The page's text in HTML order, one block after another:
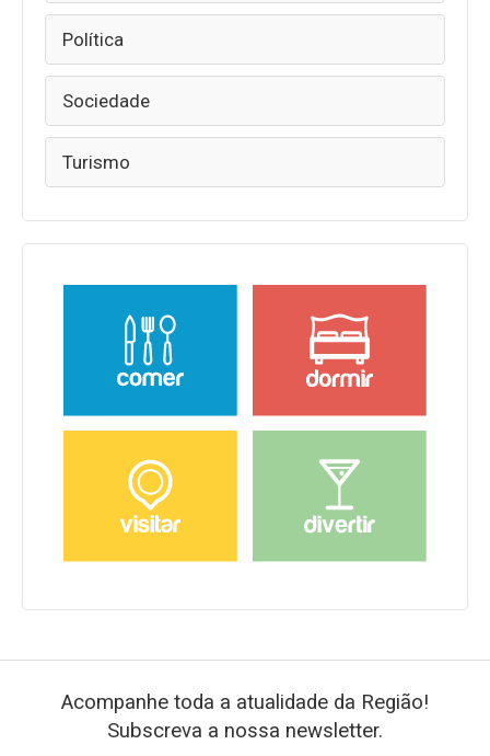
Política
Sociedade
Turismo
Acompanhe toda a atualidade da Região!
Subscreva a nossa newsletter.